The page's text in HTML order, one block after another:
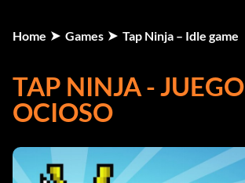
Home Games Tap Ninja – Idle game
TAP NINJA - JUEGO
OCIOSO